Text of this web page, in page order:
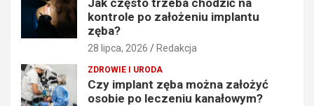
Jak często trzeba chodzić na
kontrole po założeniu implantu
zęba?
28 lipca, 2026 Redakcja
ZDROWIE I URODA
Czy implant zęba można założyć
osobie po leczeniu kanałowym?